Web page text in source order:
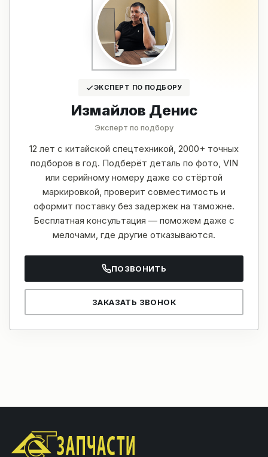
ЭКСПЕРТ ПО ПОДБОРУ
Измайлов Денис
Эксперт по подбору
12 лет с китайской спецтехникой, 2000+ точных
подборов в год. Подберёт деталь по фото, VIN
или серийному номеру даже со стёртой
маркировкой, проверит совместимость и
оформит поставку без задержек на таможне.
Бесплатная консультация — поможем даже с
мелочами, где другие отказываются.
ПОЗВОНИТЬ
ЗАКАЗАТЬ ЗВОНОК